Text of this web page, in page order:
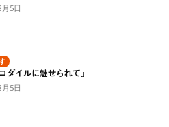
5日
ダイルに魅せられて』
5日